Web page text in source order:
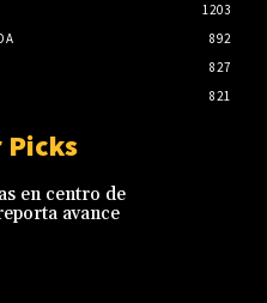
1203
892
827
821
en centro de
avance